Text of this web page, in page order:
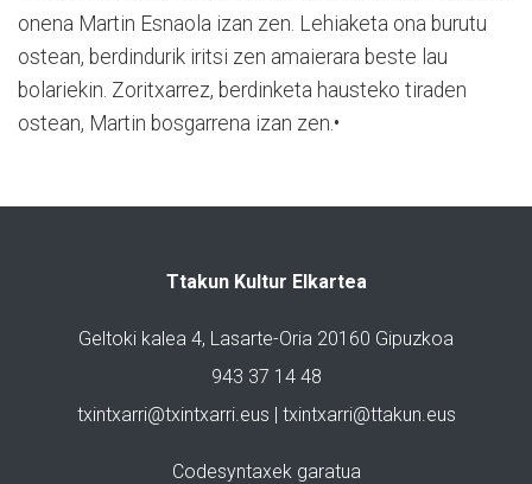
onena Martin Esnaola izan zen. Lehiaketa ona burutu
ostean, berdindurik iritsi zen amaierara beste lau
bolariekin. Zoritxarrez, berdinketa hausteko tiraden
ostean, Martin bosgarrena izan zen.•
Ttakun Kultur Elkartea
Geltoki kalea 4, Lasarte-Oria 20160 Gipuzkoa
943 37 14 48
txintxarri@txintxarri.eus | txintxarri@ttakun.eus
Codesyntaxek garatua